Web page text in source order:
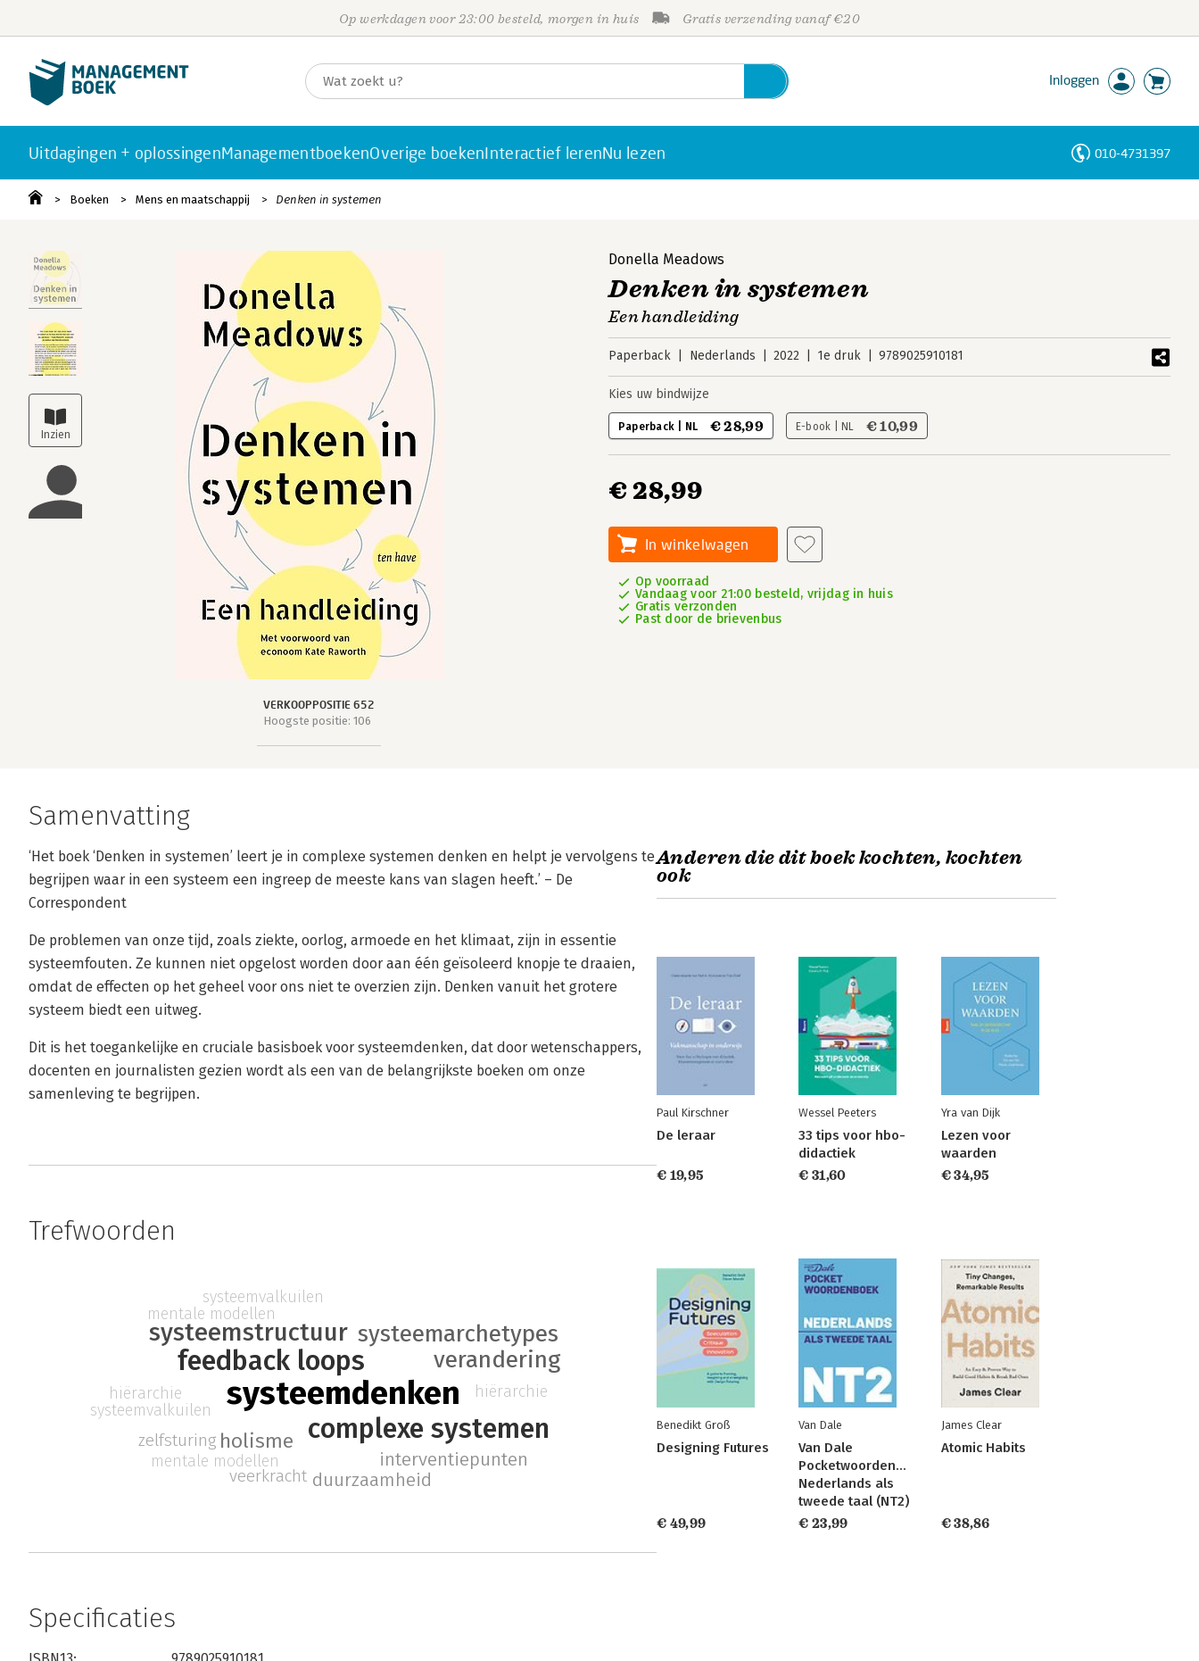
Op werkdagen voor 23:00 besteld, morgen in huis Gratis verzending vanaf €20
Inloggen
Uitdagingen + oplossingenManagementboekenOverige boekenInteractief lerenNu lezen 010-4731397
Boeken Mens en maatschappij Denken in systemen
VERKOOPPOSITIE 652
Hoogste positie: 106
Donella Meadows
Denken in systemen
Een handleiding
Paperback Nederlands 2022 1e druk 9789025910181
Kies uw bindwijze
Paperback | NL € 28,99 E-book | NL € 10,99
€ 28,99
In winkelwagen
Op voorraad
Vandaag voor 21:00 besteld, vrijdag in huis
Gratis verzonden
Past door de brievenbus
Samenvatting
‘Het boek ‘Denken in systemen’ leert je in complexe systemen denken en helpt je vervolgens te
begrijpen waar in een systeem een ingreep de meeste kans van slagen heeft.’ – De
Correspondent
De problemen van onze tijd, zoals ziekte, oorlog, armoede en het klimaat, zijn in essentie
systeemfouten. Ze kunnen niet opgelost worden door aan één geïsoleerd knopje te draaien,
omdat de effecten op het geheel voor ons niet te overzien zijn. Denken vanuit het grotere
systeem biedt een uitweg.
Dit is het toegankelijke en cruciale basisboek voor systeemdenken, dat door wetenschappers,
docenten en journalisten gezien wordt als een van de belangrijkste boeken om onze
samenleving te begrijpen.
Trefwoorden
systeemdenken
feedback loops
complexe systemen
systeemstructuur systeemarchetypes
verandering
holisme
interventiepunten
duurzaamheid
veerkracht
zelfsturing
hiërarchie
mentale modellen
systeemvalkuilen
hiërarchie
mentale modellen
systeemvalkuilen
Specificaties
Anderen die dit boek kochten, kochten
ook
Paul Kirschner
De leraar
€ 19,95
Wessel Peeters
33 tips voor hbo-
didactiek
€ 31,60
Yra van Dijk
Lezen voor
waarden
€ 34,95
Benedikt Groß
Designing Futures
€ 49,99
Van Dale
Van Dale
Pocketwoordenboek
Nederlands als
tweede taal (NT2)
€ 23,99
James Clear
Atomic Habits
€ 38,86
Personen